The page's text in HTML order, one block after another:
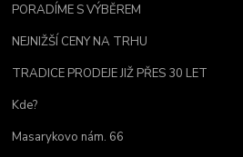
PORADÍME S VÝBĚREM
NEJNIŽŠÍ CENY NA TRHU
TRADICE PRODEJE JIŽ PŘES 30 LET
Kde?
Masarykovo nám. 66